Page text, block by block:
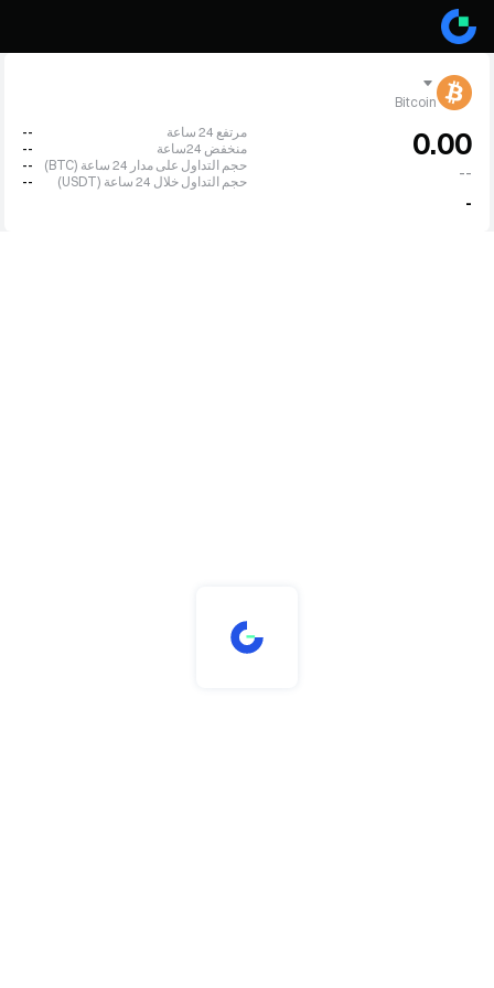
Bitcoin
0.00
--
-
مرتفع 24 ساعة
--
منخفض 24ساعة
--
حجم التداول على مدار 24 ساعة (BTC)
--
حجم التداول خلال 24 ساعة (USDT)
--